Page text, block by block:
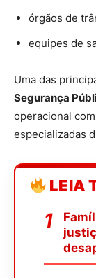
órgãos de
equipes de
Uma das
Segurança
operacional
especializadas
LEIA